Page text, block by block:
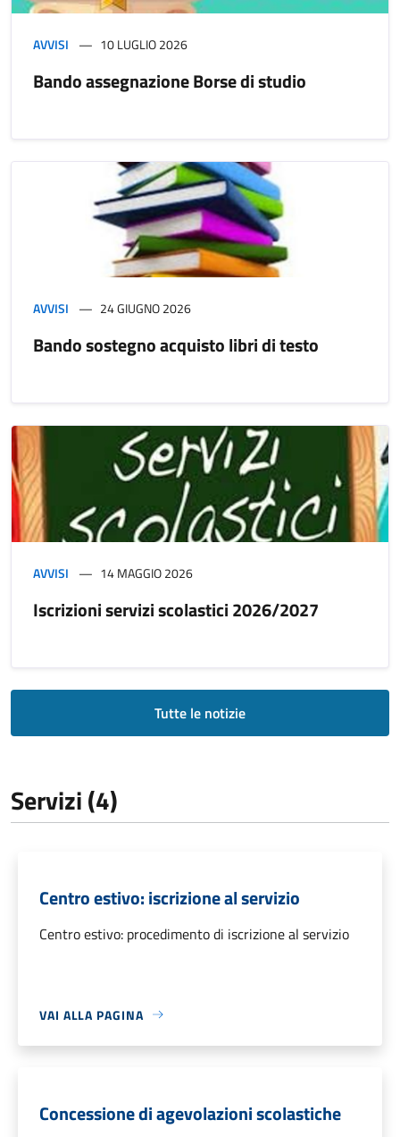
AVVISI 10 LUGLIO 2026
Bando assegnazione Borse di studio
AVVISI 24 GIUGNO 2026
Bando sostegno acquisto libri di testo
AVVISI 14 MAGGIO 2026
Iscrizioni servizi scolastici 2026/2027
Tutte le notizie
Servizi (4)
Centro estivo: iscrizione al servizio
Centro estivo: procedimento di iscrizione al servizio
VAI ALLA PAGINA
Concessione di agevolazioni scolastiche